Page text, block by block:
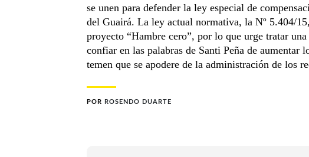
se unen para defender la ley especial de
del Guairá. La ley actual normativa, la Nº 5.404/
proyecto “Hambre cero”, por lo que urge tratar
confiar en las palabras de Santi Peña de aumentar
temen que se apodere de la administración de los
POR ROSENDO DUARTE